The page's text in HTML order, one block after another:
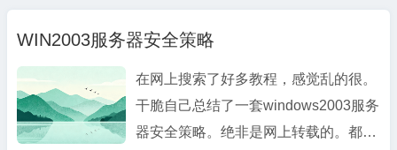
users mysqlstart /del 不属于任何
组 如果MYSQL装在d:mys ...
WIN2003服务器安全策略
在网上搜索了好多教程，感觉乱的很。
干脆自己总结了一套windows2003服务
器安全策略。绝非是网上转载的。都是